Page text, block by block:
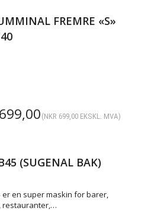
FREMRE «S»
699,00 (NKR 699,00EKSKL. MVA)
(SUGENAL BAK)
er en super maskin for barer,
restauranter,…